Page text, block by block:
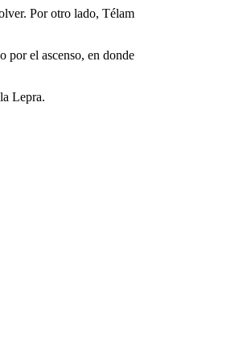
Por otro lado, Télam
por el ascenso, en donde
Lepra.